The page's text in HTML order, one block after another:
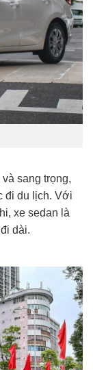
sang trọng,
đi du lịch. Với
xe sedan là
dài.